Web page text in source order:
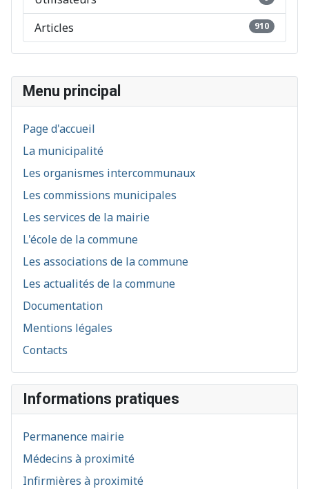
Menu principal
Page d'accueil
La municipalité
Les organismes intercommunaux
Les commissions municipales
Les services de la mairie
L'école de la commune
Les associations de la commune
Les actualités de la commune
Documentation
Mentions légales
Contacts
Informations pratiques
Permanence mairie
Médecins à proximité
Infirmières à proximité
Articles 910